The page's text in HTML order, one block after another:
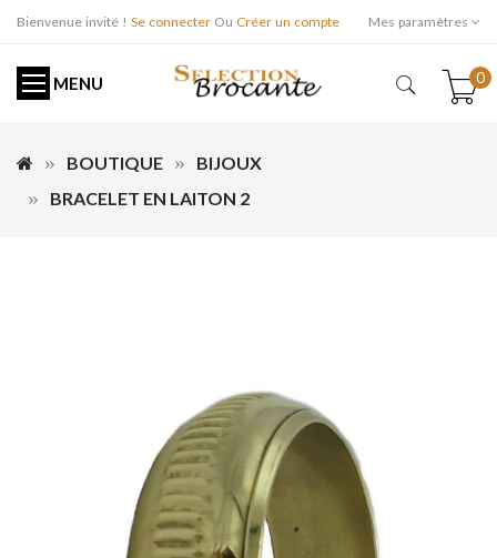
Bienvenue invité ! Se connecter Ou Créer un compte Mes paramètres
MENU 0
BOUTIQUE
BIJOUX
BRACELET EN LAITON 2